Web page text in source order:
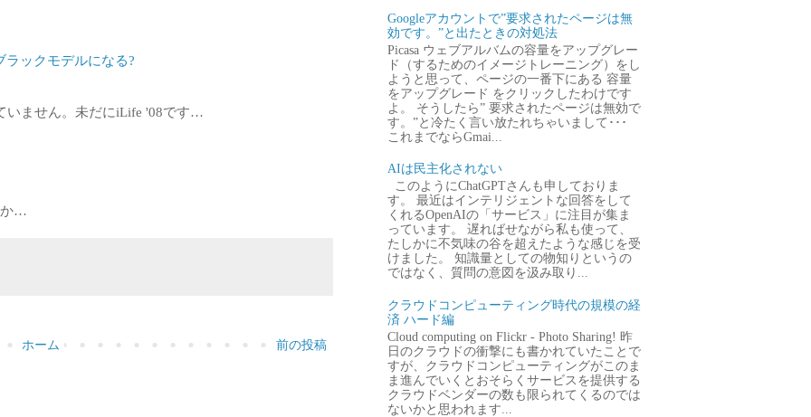
ックモデルになる?
いません。未だにiLife '08です…
か…
前の投稿
ホーム
Googleアカウントで”要求されたページは無
効です。”と出たときの対処法
Picasa ウェブアルバムの容量をアップグレー
ド（するためのイメージトレーニング）をし
ようと思って、ページの一番下にある 容量
をアップグレード をクリックしたわけです
よ。 そうしたら” 要求されたページは無効で
す。”と冷たく言い放たれちゃいまして･･･
これまでならGmai...
AIは民主化されない
このようにChatGPTさんも申しておりま
す。 最近はインテリジェントな回答をして
くれるOpenAIの「サービス」に注目が集ま
っています。 遅ればせながら私も使って、
たしかに不気味の谷を超えたような感じを受
けました。 知識量としての物知りというの
ではなく、質問の意図を汲み取り...
クラウドコンピューティング時代の規模の経
済 ハード編
Cloud computing on Flickr - Photo Sharing! 昨
日のクラウドの衝撃にも書かれていたことで
すが、クラウドコンピューティングがこのま
ま進んでいくとおそらくサービスを提供する
クラウドベンダーの数も限られてくるのでは
ないかと思われます...